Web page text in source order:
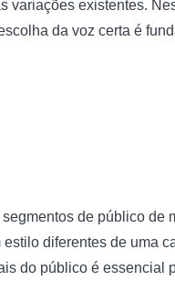
variações existentes.
da voz certa é
de público de
diferentes de uma
do público é essencial